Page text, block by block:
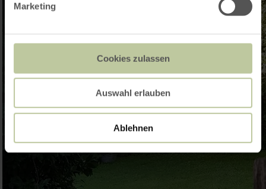
Marketing
Cookies zulassen
Auswahl erlauben
Ablehnen